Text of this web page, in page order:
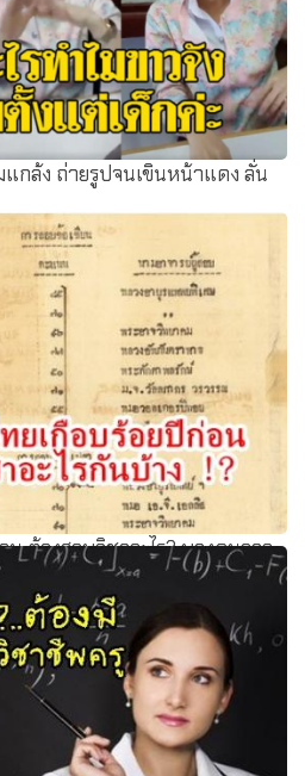
กล้ง ถ่ายรูปจนเขินหน้าแดง ลั่น
ต้องสอบวิชาอะไร? บางคนอาจ